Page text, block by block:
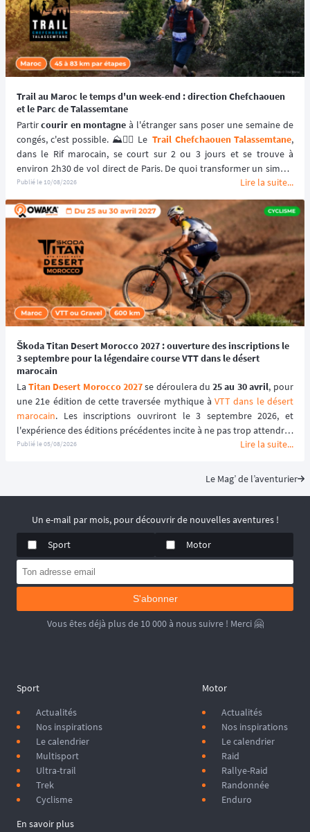
Trail au Maroc le temps d'un week-end : direction Chefchaouen
et le Parc de Talassemtane
Partir courir en montagne à l'étranger sans poser une semaine de
congés, c'est possible. ⛰️🏃‍♂️ Le Trail Chefchaouen Talassemtane,
dans le Rif marocain, se court sur 2 ou 3 jours et se trouve à
environ 2h30 de vol direct de Paris. De quoi transformer un simple
week-end en véritable évasion trail, sans sacrifier son planning.
Publié le 10/08/2026 Lire la suite...
Škoda Titan Desert Morocco 2027 : ouverture des inscriptions le
3 septembre pour la légendaire course VTT dans le désert
marocain
La Titan Desert Morocco 2027 se déroulera du 25 au 30 avril, pour
une 21e édition de cette traversée mythique à VTT dans le désert
marocain. Les inscriptions ouvriront le 3 septembre 2026, et
l'expérience des éditions précédentes incite à ne pas trop attendre :
le tarif early bird, réservé aux 100 premiers inscrits, s'est envolé en
Publié le05/08/2026 Lire la suite...
Le Mag’ de l’aventurier
Un e-mail par mois, pour découvrir de nouvelles aventures !
Sport
Motor
S'abonner
Vous êtes déjà plus de 10 000 à nous suivre ! Merci 🤗
Sport
Actualités
Nos inspirations
Le calendrier
Multisport
Ultra-trail
Trek
Cyclisme
Motor
Actualités
Nos inspirations
Le calendrier
Raid
Rallye-Raid
Randonnée
Enduro
En savoir plus